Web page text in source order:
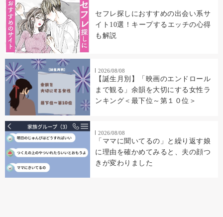
セフレ探しにおすすめの出会い系サ
イト10選！キープするエッチの心得
も解説
2026/08/08
【誕生月別】「映画のエンドロール
まで観る」余韻を大切にする女性ラ
ンキング＜最下位～第１０位＞
2026/08/08
「ママに聞いてるの」と繰り返す娘
に理由を確かめてみると、夫の顔つ
きが変わりました